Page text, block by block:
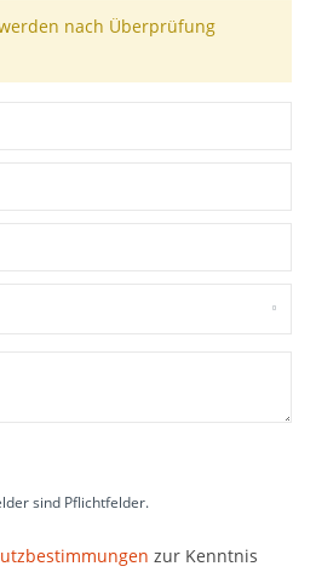
nach Überprüfung
sind Pflichtfelder.
zur Kenntnis